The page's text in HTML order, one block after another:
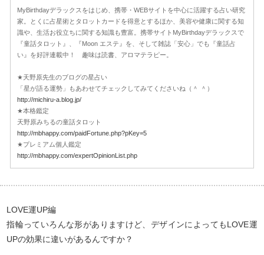
MyBirthdayデラックスをはじめ、携帯・WEBサイトを中心に活躍する占い研究
家。とくに占星術とタロットカードを得意とするほか、美容や健康に関する知
識や、生活お役立ちに関する知識も豊富。携帯サイトMyBirthdayデラックスで
『童話タロット』、『Moon エステ』を、そして雑誌「安心」でも『童話占
い』を好評連載中！ 趣味は読書、アロマテラピー。
★天野原先生のブログの星占い
「星が語る運勢」もあわせてチェックしてみてくださいね（＾ ＾）
http://michiru-a.blog.jp/
★本格鑑定
天野原みちるの童話タロット
http://mbhappy.com/paidFortune.php?pKey=5
★プレミアム個人鑑定
http://mbhappy.com/expertOpinionList.php
LOVE運UP編
指輪っていろんな形がありますけど、デザインによってもLOVE運
UPの効果に違いがあるんですか？